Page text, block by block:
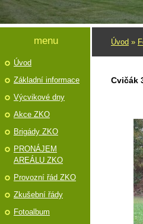
Úvod »
Cvičák
menu
Úvod
Základní informace
Výcvikové dny
Akce ZKO
Brigády ZKO
PRONÁJEM
AREÁLU ZKO
Provozní řád ZKO
Zkušební řády
Fotoalbum